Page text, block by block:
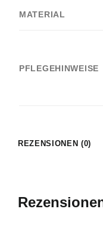
MATERIAL
PFLEGEHINWEISE
REZENSIONEN (0)